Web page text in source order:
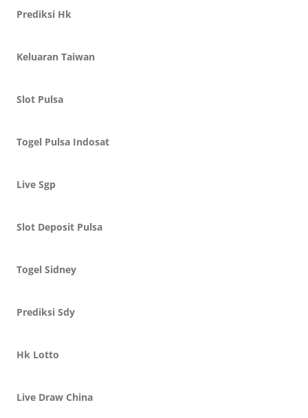
Prediksi Hk
Keluaran Taiwan
Slot Pulsa
Togel Pulsa Indosat
Live Sgp
Slot Deposit Pulsa
Togel Sidney
Prediksi Sdy
Hk Lotto
Live Draw China